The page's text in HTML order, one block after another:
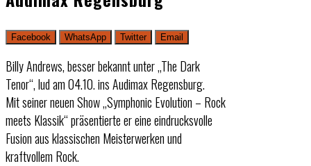
Facebook WhatsApp Twitter Email
Billy Andrews, besser bekannt unter „The Dark
Tenor“, lud am 04.10. ins Audimax Regensburg.
Mit seiner neuen Show „Symphonic Evolution – Rock
meets Klassik“ präsentierte er eine eindrucksvolle
Fusion aus klassischen Meisterwerken und
kraftvollem Rock.